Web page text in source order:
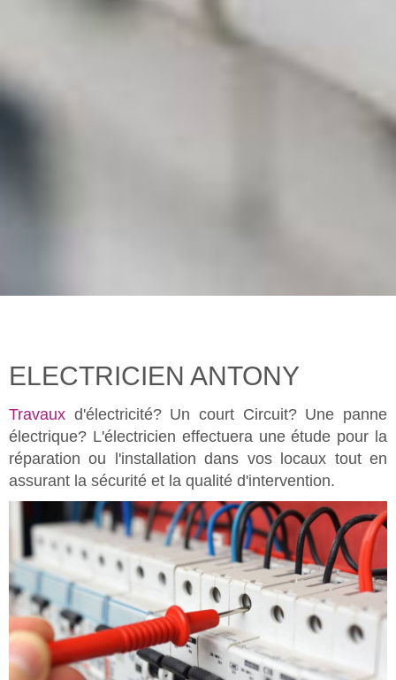
ELECTRICIEN ANTONY
Travaux d'électricité? Un court Circuit? Une panne
électrique? L'électricien effectuera une étude pour la
réparation ou l'installation dans vos locaux tout en
assurant la sécurité et la qualité d'intervention.